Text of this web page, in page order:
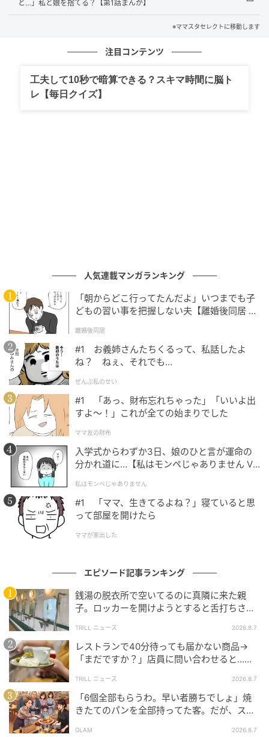
とを蒸し返した私が悪かった』
20歳の娘さんに、生まれた頃の話をする旦那さんを見
て、イラッとしてついつい当時の不倫のことを蒸し返
らの発言を反省しています。でもこの投稿には、職場
せられていました。
おばさまたちの発言にびっくり。性格悪いの
はどっちなの
『類は友を呼ぶんだなと思っていればいいよ。よその家庭のこ
とに口を出すなんて、その程度の人なんだよ』
出典：https://mamastar.jp/bbs/topic/4522290
『すごい「意地汚い心の狭い」おばさまたちですね。びっく
り』
『私なら、この行動が溜まっていた気持ちへの最後の一押しに
なりそうです。そのおばさまたちの発言は、旦那さんの性格を
熟知したうえで、そのまま投稿者さんに話すことを見据えたも
ちって本当に存在するんですよ。びっくりしますよね』
出典：https://mamastar.jp/bbs/topic/4522290
まずは口を出してきた職場のおばさまたちについての
コメントです。そもそも、よその家庭のことに口を出
と…」私と娘を捨てる？【第1話まんが】
※ママスタセレクトに移動します
注目コンテンツ
工夫して10秒で暗算できる？スキマ時間に脳ト
レ【毎日クイズ】
人気連載マンガランキング
「朝からどこ行ってたんだよ」いつまでも子
どもの習い事を把握しない夫【離婚後同居 Vo
離婚後同居
#1 お義姉さんたちくるって、私話したよ
ね？ ねぇ、それでも…
ぜんぶ私のせい
#1 「あっ、財布忘れちゃった」「いいよ出
すよ〜！」これが全ての始まりでした
ママ友の財布
入学式からわずか3日、娘のひと言が運命の
分かれ道に…【私はモンペじゃありません Vo
私はモンペじゃありません
#1 「ママ、生きてるよね？」寝ていると思
って部屋を開けたら
ママが家出した
エピソード記事ランキング
銭湯の脱衣所で空いてるのに真隣に来た親
子。ロッカーを開けようとすると舌打ちさ
中で拍手」
TRILL ニュース 2026.8.7
レストランで40分待っても届かない商品→
「まだですか？」店員に問い合わせると…そ
せん」
TRILL ニュース 2026.8.7
「6個全部もらうわ。早い者勝ちでしょ」焼
きたてのパンを全部持ってた客。だが、スタ
GLAM 2026.8.7